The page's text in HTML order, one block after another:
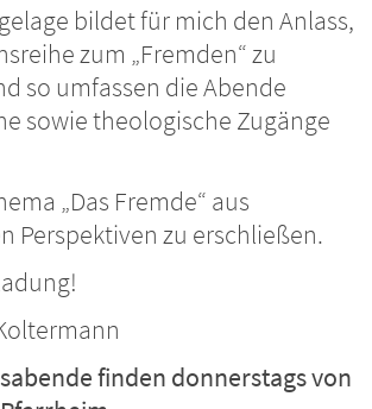
bildet für mich den Anlass,
zum „Fremden“ zu
so umfassen die Abende
sowie theologische Zugänge
„Das Fremde“ aus
Perspektiven zu erschließen.
finden donnerstags von